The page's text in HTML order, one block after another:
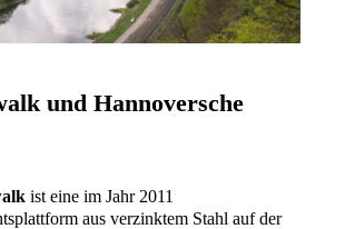
und Hannoversche
ist eine im Jahr 2011
aus verzinktem Stahl auf der